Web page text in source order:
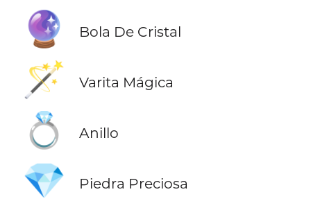
🔮 Bola De Cristal
🪄 Varita Mágica
💍 Anillo
💎 Piedra Preciosa